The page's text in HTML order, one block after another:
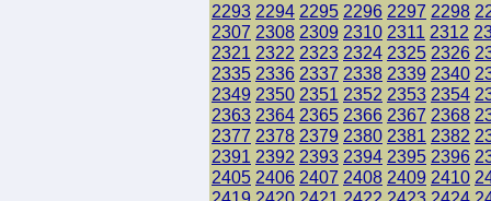
2293 2294 2295 2296 2297 2298
2307 2308 2309 2310 2311 2312
2321 2322 2323 2324 2325 2326
2335 2336 2337 2338 2339 2340
2349 2350 2351 2352 2353 2354
2363 2364 2365 2366 2367 2368
2377 2378 2379 2380 2381 2382
2391 2392 2393 2394 2395 2396
2405 2406 2407 2408 2409 2410